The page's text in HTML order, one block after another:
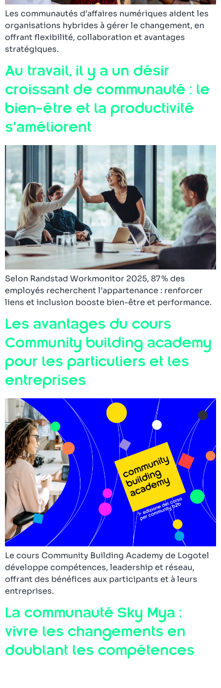
Les communautés d’affaires numériques aident les
organisations hybrides à gérer le changement, en
offrant flexibilité, collaboration et avantages
stratégiques.
Au travail, il y a un désir
croissant de communauté : le
bien-être et la productivité
s’améliorent
Selon Randstad Workmonitor 2025, 87 % des
employés recherchent l’appartenance : renforcer
liens et inclusion booste bien-être et performance.
Les avantages du cours
Community building academy
pour les particuliers et les
entreprises
Le cours Community Building Academy de Logotel
développe compétences, leadership et réseau,
offrant des bénéfices aux participants et à leurs
entreprises.
La communauté Sky Mya :
vivre les changements en
doublant les compétences